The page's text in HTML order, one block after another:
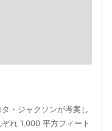
・ジャクソンが考案し
れ 1,000 平方フィート